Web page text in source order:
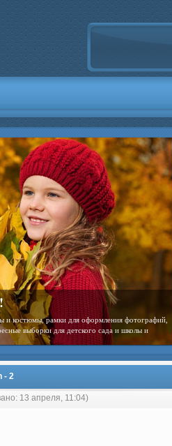
и костюмы, рамки для оформления фотографий,
выборки для детского сада и школы и
- 2
13 апреля, 11:04)